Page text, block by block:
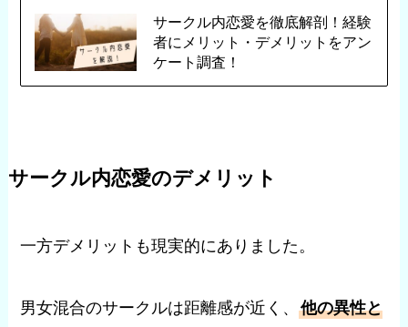
サークル内恋愛を徹底解剖！経験
者にメリット・デメリットをアン
ケート調査！
サークル内恋愛のデメリット
一方デメリットも現実的にありました。
男女混合のサークルは距離感が近く、他の異性と